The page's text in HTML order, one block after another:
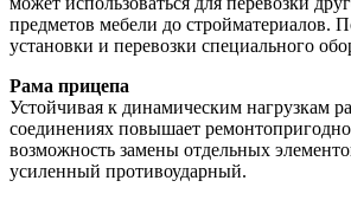
предметов мебели до стройматериалов.
установки и перевозки специального
Рама прицепа
Устойчивая к динамическим нагрузкам
соединениях повышает
возможность замены отдельных
усиленный противоударный.